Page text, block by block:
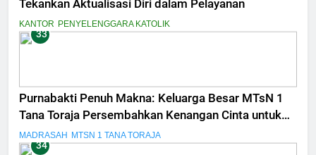
Tekankan Aktualisasi Diri dalam Pelayanan
KANTOR PENYELENGGARA KATOLIK
33
Purnabakti Penuh Makna: Keluarga Besar MTsN 1
Tana Toraja Persembahkan Kenangan Cinta untuk
Drs. Shabran Halim
MADRASAH MTSN 1 TANA TORAJA
34